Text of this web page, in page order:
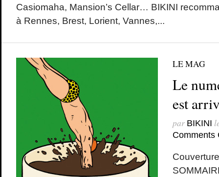
Casiomaha, Mansion’s Cellar… BIKINI
à Rennes, Brest, Lorient, Vannes,...
LE MAG
Le
est
par BIKINI
Comments